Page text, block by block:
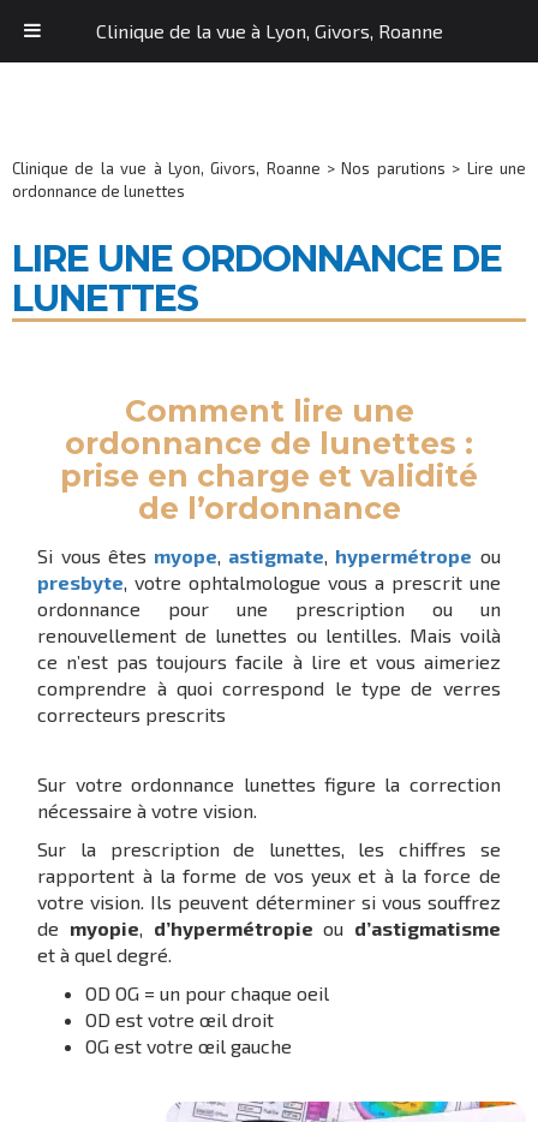
Clinique de la vue à Lyon, Givors, Roanne >Nos parutions > Lire une
ordonnance de lunettes
LIRE UNE ORDONNANCE DE
LUNETTES
Comment lire une
ordonnance de lunettes :
prise en charge et validité
de l’ordonnance
Si vous êtes myope, astigmate, hypermétrope ou
presbyte, votre ophtalmologue vous a prescrit une
ordonnance pour une prescription ou un
renouvellement de lunettes ou lentilles. Mais voilà
ce n’est pas toujours facile à lire et vous aimeriez
comprendre à quoi correspond le type de verres
correcteurs prescrits
Sur votre ordonnance lunettes figure la correction
nécessaire à votre vision.
Sur la prescription de lunettes, les chiffres se
rapportent à la forme de vos yeux et à la force de
votre vision. Ils peuvent déterminer si vous souffrez
de myopie, d’hypermétropie ou d’astigmatisme
et à quel degré.
OD OG = un pour chaque oeil
OD est votre œil droit
OG est votre œil gauche
Clinique de la vue à Lyon, Givors, Roanne